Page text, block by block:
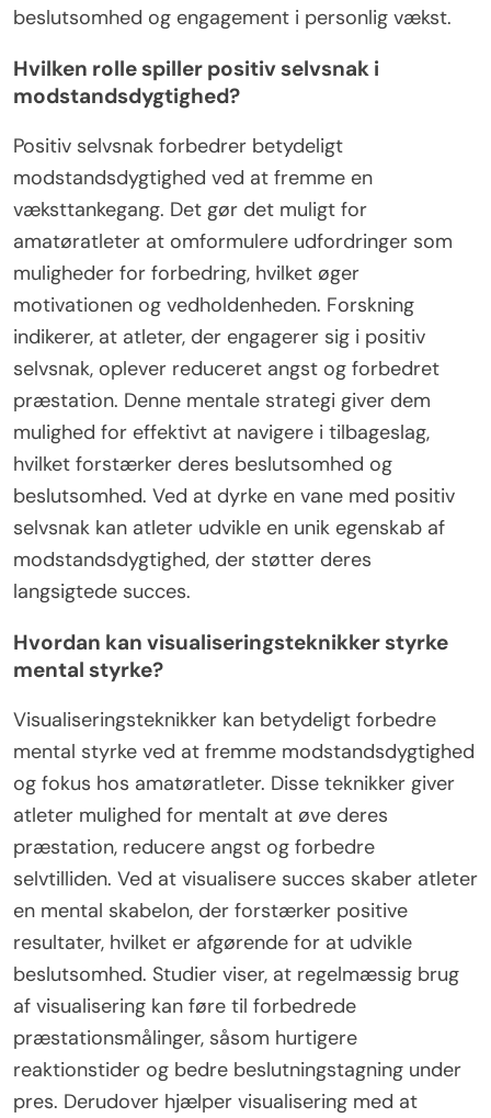
beslutsomhed og engagement i personlig vækst.
Hvilken rolle spiller positiv selvsnak i
modstandsdygtighed?
Positiv selvsnak forbedrer betydeligt
modstandsdygtighed ved at fremme en
væksttankegang. Det gør det muligt for
amatøratleter at omformulere udfordringer som
muligheder for forbedring, hvilket øger
motivationen og vedholdenheden. Forskning
indikerer, at atleter, der engagerer sig i positiv
selvsnak, oplever reduceret angst og forbedret
præstation. Denne mentale strategi giver dem
mulighed for effektivt at navigere i tilbageslag,
hvilket forstærker deres beslutsomhed og
beslutsomhed. Ved at dyrke en vane med positiv
selvsnak kan atleter udvikle en unik egenskab af
modstandsdygtighed, der støtter deres
langsigtede succes.
Hvordan kan visualiseringsteknikker styrke
mental styrke?
Visualiseringsteknikker kan betydeligt forbedre
mental styrke ved at fremme modstandsdygtighed
og fokus hos amatøratleter. Disse teknikker giver
atleter mulighed for mentalt at øve deres
præstation, reducere angst og forbedre
selvtilliden. Ved at visualisere succes skaber atleter
en mental skabelon, der forstærker positive
resultater, hvilket er afgørende for at udvikle
beslutsomhed. Studier viser, at regelmæssig brug
af visualisering kan føre til forbedrede
præstationsmålinger, såsom hurtigere
reaktionstider og bedre beslutningstagning under
pres. Derudover hjælper visualisering med at